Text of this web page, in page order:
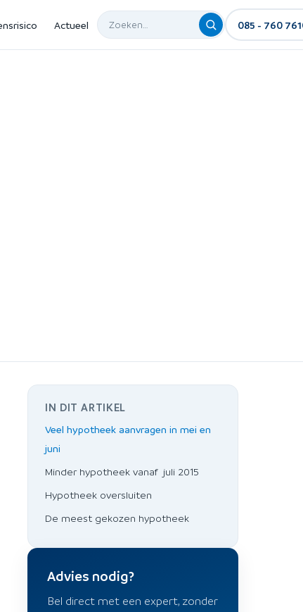
Actueel 085 - 760
IN DIT ARTIKEL
Veel hypotheek aanvragen in mei en
juni
Minder hypotheek vanaf juli 2015
Hypotheek oversluiten
De meest gekozen hypotheek
Advies nodig?
Bel direct met een expert, zonder